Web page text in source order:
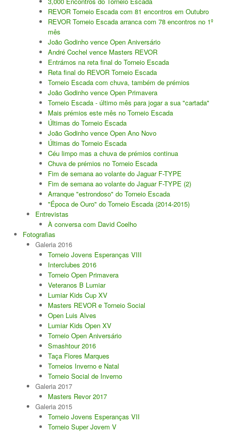
REVOR Torneio Escada com 81 encontros em Outubro
REVOR Torneio Escada arranca com 78 encontros no 1º
mês
João Godinho vence Open Aniversário
André Cochel vence Masters REVOR
Entrámos na reta final do Torneio Escada
Reta final do REVOR Torneio Escada
Torneio Escada com chuva, também de prémios
João Godinho vence Open Primavera
Torneio Escada - último mês para jogar a sua "cartada"
Mais prémios este mês no Torneio Escada
Últimas do Torneio Escada
João Godinho vence Open Ano Novo
Últimas do Torneio Escada
Céu limpo mas a chuva de prémios continua
Chuva de prémios no Torneio Escada
Fim de semana ao volante do Jaguar F-TYPE
Fim de semana ao volante do Jaguar F-TYPE (2)
Arranque "estrondoso" do Torneio Escada
"Época de Ouro" do Torneio Escada (2014-2015)
Entrevistas
À conversa com David Coelho
Fotografias
Galeria 2016
Torneio Jovens Esperanças VIII
Interclubes 2016
Torneio Open Primavera
Veteranos B Lumiar
Lumiar Kids Cup XV
Masters REVOR e Torneio Social
Open Luis Alves
Lumiar Kids Open XV
Torneio Open Aniversário
Smashtour 2016
Taça Flores Marques
Torneios Inverno e Natal
Torneio Social de Inverno
Galeria 2017
Masters Revor 2017
Galeria 2015
Torneio Jovens Esperanças VII
Torneio Super Jovem V